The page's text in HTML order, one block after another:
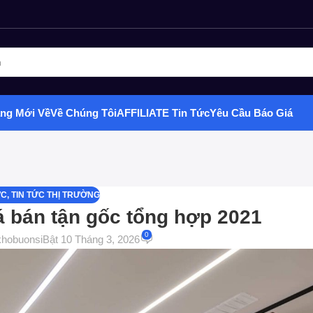
phân phối Quà tặng hottrend, gia dụng, đồ chơi, văn phòng
Mới VềVề Chúng TôiAFFILIATE Tin TứcYêu Cầu Báo Giá
, TIN TỨC THỊ TRƯỜNG
tận gốc tổng hợp 2021
Bật 10 Tháng 3, 2026 0